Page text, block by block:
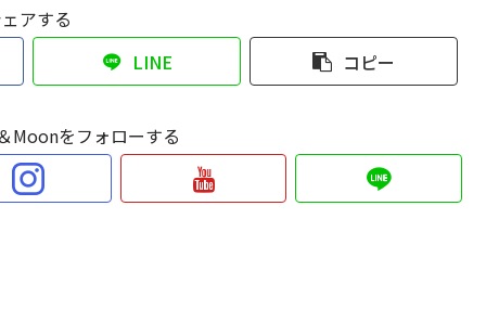
アする
LINE コピー
Moonをフォローする